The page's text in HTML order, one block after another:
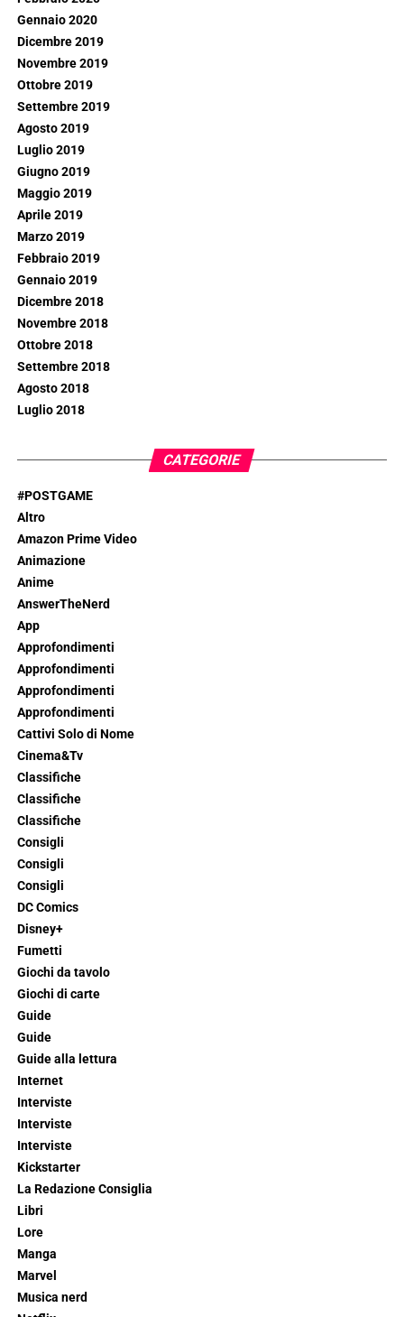
Gennaio 2020
Dicembre 2019
Novembre 2019
Ottobre 2019
Settembre 2019
Agosto 2019
Luglio 2019
Giugno 2019
Maggio 2019
Aprile 2019
Marzo 2019
Febbraio 2019
Gennaio 2019
Dicembre 2018
Novembre 2018
Ottobre 2018
Settembre 2018
Agosto 2018
Luglio 2018
CATEGORIE
#POSTGAME
Altro
Amazon Prime Video
Animazione
Anime
AnswerTheNerd
App
Approfondimenti
Approfondimenti
Approfondimenti
Approfondimenti
Cattivi Solo di Nome
Cinema&Tv
Classifiche
Classifiche
Classifiche
Consigli
Consigli
Consigli
DC Comics
Disney+
Fumetti
Giochi da tavolo
Giochi di carte
Guide
Guide
Guide alla lettura
Internet
Interviste
Interviste
Interviste
Kickstarter
La Redazione Consiglia
Libri
Lore
Manga
Marvel
Musica nerd